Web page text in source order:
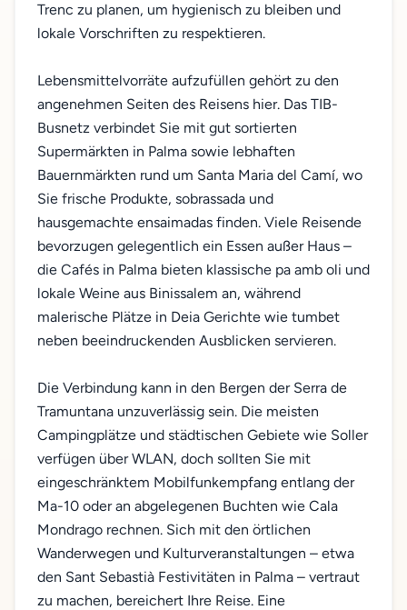
Trenc zu planen, um hygienisch zu bleiben und
lokale Vorschriften zu respektieren.
Lebensmittelvorräte aufzufüllen gehört zu den
angenehmen Seiten des Reisens hier. Das TIB-
Busnetz verbindet Sie mit gut sortierten
Supermärkten in Palma sowie lebhaften
Bauernmärkten rund um Santa Maria del Camí, wo
Sie frische Produkte, sobrassada und
hausgemachte ensaimadas finden. Viele Reisende
bevorzugen gelegentlich ein Essen außer Haus –
die Cafés in Palma bieten klassische pa amb oli und
lokale Weine aus Binissalem an, während
malerische Plätze in Deia Gerichte wie tumbet
neben beeindruckenden Ausblicken servieren.
Die Verbindung kann in den Bergen der Serra de
Tramuntana unzuverlässig sein. Die meisten
Campingplätze und städtischen Gebiete wie Soller
verfügen über WLAN, doch sollten Sie mit
eingeschränktem Mobilfunkempfang entlang der
Ma-10 oder an abgelegenen Buchten wie Cala
Mondrago rechnen. Sich mit den örtlichen
Wanderwegen und Kulturveranstaltungen – etwa
den Sant Sebastià Festivitäten in Palma – vertraut
zu machen, bereichert Ihre Reise. Eine